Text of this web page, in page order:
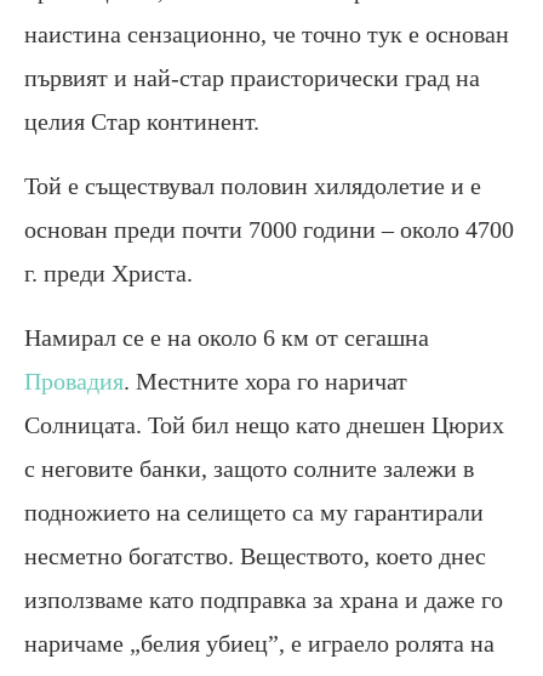
наистина сензационно, че точно тук е основан
първият и най-стар праисторически град на
целия Стар континент.
Той е съществувал половин хилядолетие и е
основан преди почти 7000 години – около 4700
г. преди Христа.
Намирал се е на около 6 км от сегашна
Провадия. Местните хора го наричат
Солницата. Той бил нещо като днешен Цюрих
с неговите банки, защото солните залежи в
подножието на селището са му гарантирали
несметно богатство. Веществото, което днес
използваме като подправка за храна и даже го
наричаме „белия убиец”, е играело ролята на